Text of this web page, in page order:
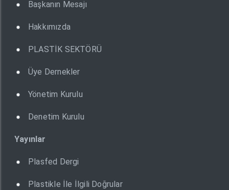
Başkanın Mesajı
Hakkımızda
PLASTİK SEKTÖRÜ
Üye Dernekler
Yönetim Kurulu
Denetim Kurulu
Yayınlar
Plasfed Dergi
Plastikle İle İlgili Doğrular